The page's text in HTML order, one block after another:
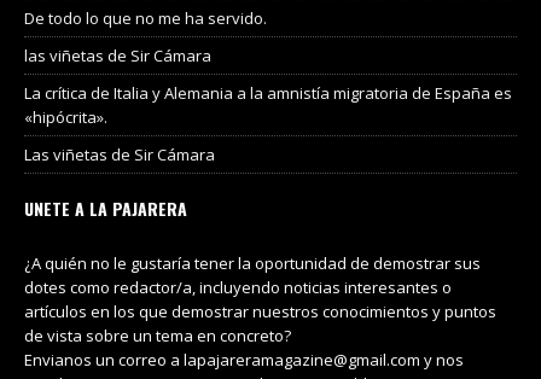
De todo lo que no me ha servido.
las viñetas de Sir Cámara
La crítica de Italia y Alemania a la amnistía migratoria de España es
«hipócrita».
Las viñetas de Sir Cámara
UNETE A LA PAJARERA
¿A quién no le gustaría tener la oportunidad de demostrar sus
dotes como redactor/a, incluyendo noticias interesantes o
artículos en los que demostrar nuestros conocimientos y puntos
de vista sobre un tema en concreto?
Envianos un correo a lapajareramagazine@gmail.com y nos